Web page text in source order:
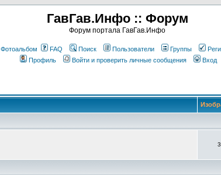
ГавГав.Инфо :: Форум
Форум портала ГавГав.Инфо
Фотоальбом FAQ Поиск Пользователи Группы
Профиль
Войти и проверить личные сообщения Вход